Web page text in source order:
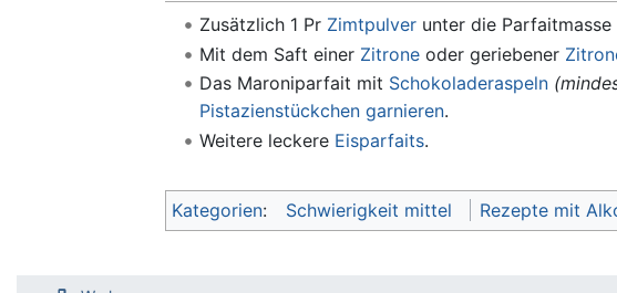
Zusätzlich 1 Pr Zimtpulverunter die Parfaitmasse
Mit dem Saft einer Zitroneoder geriebener
Das Maroniparfait mit Schokoladeraspeln
Pistazienstückchen garnieren.
Weitere leckere Eisparfaits.
Kategorien: Schwierigkeit mittel Rezepte mit